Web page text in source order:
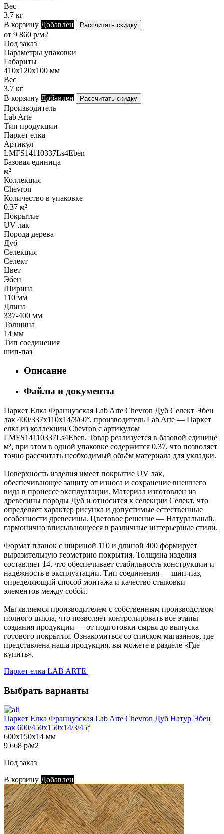
Вес
3.7 кг
В корзину Добавлен Рассчитать скидку
от 9 860 р/м2
Под заказ
Параметры упаковки
Габариты
410х120х100 мм
Вес
3.7 кг
В корзину Добавлен Рассчитать скидку
Производитель
Lab Arte
Тип продукции
Паркет елка
Артикул
LMFS14110337Ls4Eben
Базовая единица
м²
Коллекция
Chevron
Количество в упаковке
0.37 м²
Покрытие
UV лак
Порода дерева
Дуб
Селекция
Селект
Цвет
Эбен
Ширина
110 мм
Длина
337-400 мм
Толщина
14 мм
Тип соединения
шип-паз
Описание
Файлы и документы
Паркет Елка Французская Lab Arte Chevron Дуб Селект Эбен
лак 400/337х110х14/3/60°, производитель Lab Arte — Паркет
елка из коллекции Chevron с артикулом
LMFS14110337Ls4Eben. Товар реализуется в базовой единице
м², при этом в одной упаковке содержится 0.37, что позволяет
точно рассчитать необходимый объём материала для укладки.
Поверхность изделия имеет покрытие UV лак,
обеспечивающее защиту от износа и сохранение внешнего
вида в процессе эксплуатации. Материал изготовлен из
древесины породы Дуб и относится к селекции Селект, что
определяет характер рисунка и допустимые естественные
особенности древесины. Цветовое решение — Натуральный,
гармонично вписывающееся в различные интерьерные стили.
Формат планок с шириной 110 и длиной 400 формирует
выразительную геометрию покрытия. Толщина изделия
составляет 14, что обеспечивает стабильность конструкции и
надёжность в эксплуатации. Тип соединения — шип-паз,
определяющий способ монтажа и качество стыковки
элементов между собой.
Мы являемся производителем с собственным производством
полного цикла, что позволяет контролировать все этапы
создания продукции — от подготовки сырья до выпуска
готового покрытия. Ознакомиться со списком магазинов, где
представлена наша продукция, вы можете в разделе «Где
купить».
Паркет елка LAB ARTE
Выбрать варианты
Паркет Елка Французская Lab Arte Chevron Дуб Натур Эбен
лак 600/450х150х14/3/45°
600х150х14 мм
9 668 р/м2
Под заказ
В корзину Добавлен